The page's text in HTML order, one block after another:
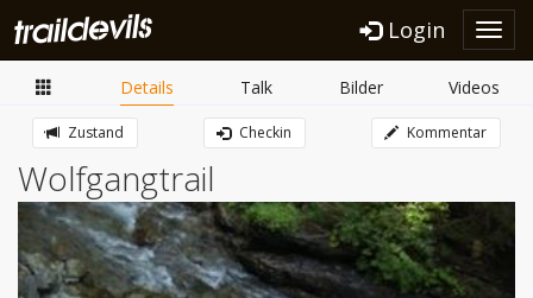
Login
Details Talk Bilder Videos
Zustand Checkin Kommentar
Wolfgangtrail